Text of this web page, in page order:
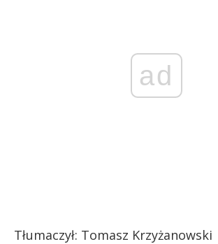
ad
Tłumaczył: Tomasz Krzyżanowski